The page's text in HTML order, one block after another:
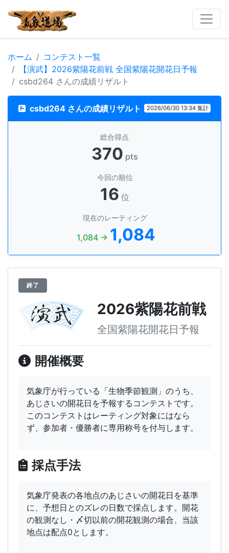
ホーム
コンテスト一覧
【演武】2026紫陽花前戦 全国紫陽花開花日予報
csbd264 さんの成績リザルト
csbd264 さんの成績リザルト 2026/06/30 13:34 集計
総合得点
370 pts
今回の順位
16 位
現在のレーティング
1,084 → 1,084
終了
2026紫陽花前戦
全国紫陽花開花日予報
開催概要
気象庁が行っている「生物季節観測」のうち、
あじさいの開花日を予報するコンテストです。
このコンテストはレーティング対象にはなら
ず、参加者・優勝者に専用称号を付与します。
採点手法
気象庁発表の各地点のあじさいの開花日を基準
に、予想日とのズレの日数で採点します。開花
の観測なし・〆切以前の開花観測の場合、当該
地点は配点0とします。